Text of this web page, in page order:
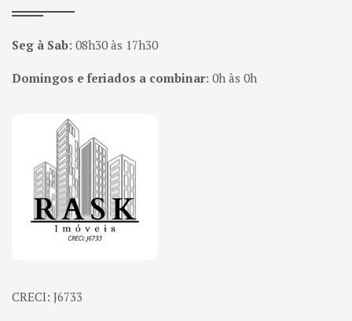
Seg à Sab: 08h30 às 17h30
Domingos e feriados a combinar: 0h às 0h
Página inicial
CRECI: J6733